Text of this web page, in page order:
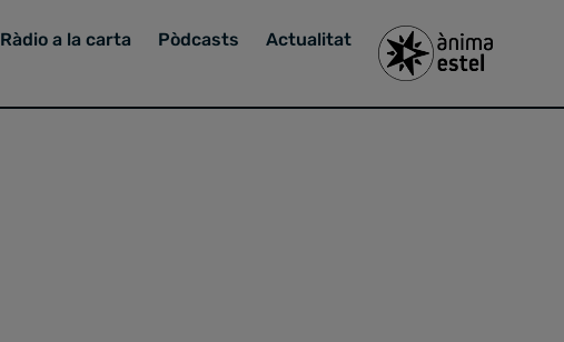
Ràdio a la carta Pòdcasts Actualitat